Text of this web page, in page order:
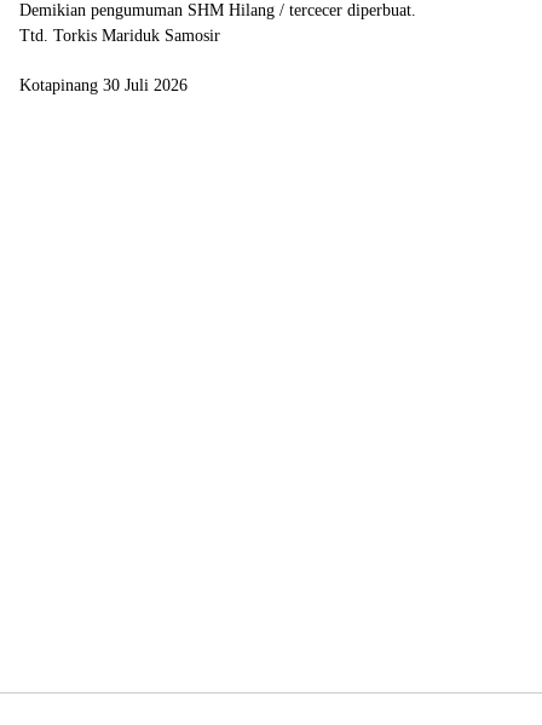
Demikian pengumuman SHM Hilang / tercecer diperbuat.
Ttd. Torkis Mariduk Samosir
Kotapinang 30 Juli 2026